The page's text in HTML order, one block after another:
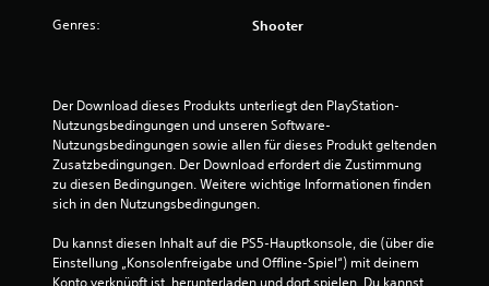
Genres: Shooter
Der Download dieses Produkts unterliegt den PlayStation-
Nutzungsbedingungen und unseren Software-
Nutzungsbedingungen sowie allen für dieses Produkt geltenden
Zusatzbedingungen. Der Download erfordert die Zustimmung
zu diesen Bedingungen. Weitere wichtige Informationen finden
sich in den Nutzungsbedingungen.
Du kannst diesen Inhalt auf die PS5-Hauptkonsole, die (über die
Einstellung „Konsolenfreigabe und Offline-Spiel“) mit deinem
Konto verknüpft ist, herunterladen und dort spielen. Du kannst